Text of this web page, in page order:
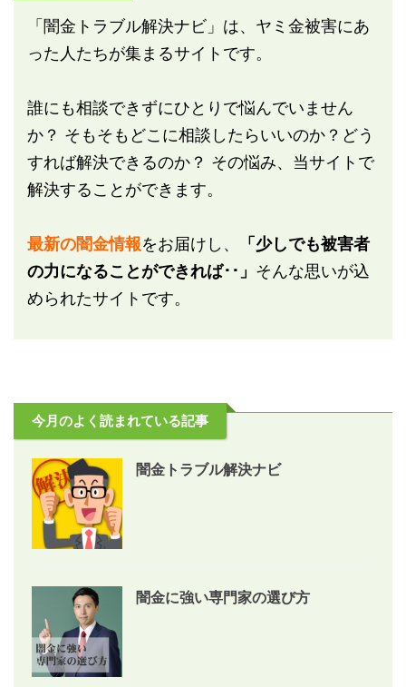
「闇金トラブル解決ナビ」は、ヤミ金被害にあ
った人たちが集まるサイトです。
誰にも相談できずにひとりで悩んでいません
か？ そもそもどこに相談したらいいのか？どう
すれば解決できるのか？ その悩み、当サイトで
解決することができます。
最新の闇金情報をお届けし、
「少しでも被害者
の力になることができれば･･」 そんな思いが込
められたサイトです。
今月のよく読まれている記事
闇金トラブル解決ナビ
闇金に強い専門家の選び方